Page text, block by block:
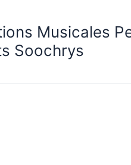
Musicales
Soochrys